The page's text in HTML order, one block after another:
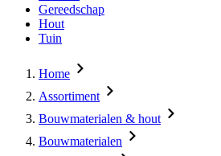
Gereedschap
Hout
Tuin
Home
Assortiment
Bouwmaterialen & hout
Bouwmaterialen